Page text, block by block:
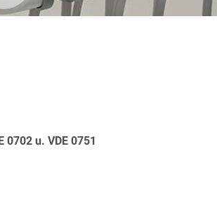
u. VDE 0751